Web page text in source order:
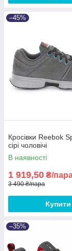
–45%
Кросівки Reebok
сірі чоловічі
В наявності
1 919,50 ₴/
3 490 ₴/пара
Купити
–35%